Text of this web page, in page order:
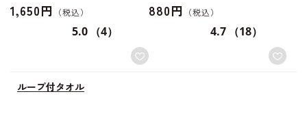
1,650円
5.0 （4）
880円
4.7 （18）
ループ付タオル